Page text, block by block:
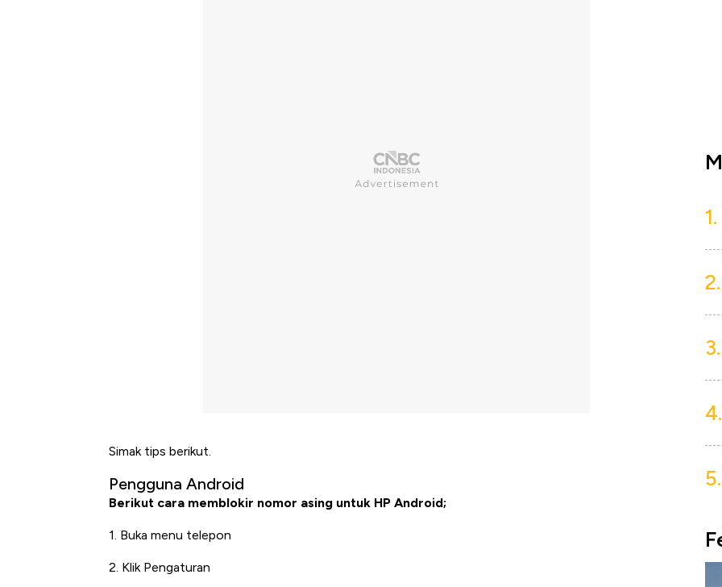
Simak tips berikut.
Pengguna Android
Berikut cara memblokir nomor asing untuk HP Android;
1. Buka menu telepon
2. Klik Pengaturan
1.
2.
3.
4.
5.